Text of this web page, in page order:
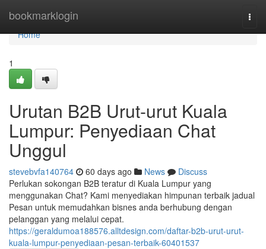
bookmarklogin
Home
Home
1
Urutan B2B Urut-urut Kuala
Lumpur: Penyediaan Chat
Unggul
stevebvfa140764 60 days ago News
Discuss
Perlukan sokongan B2B teratur di Kuala Lumpur yang
menggunakan Chat? Kami menyediakan himpunan terbaik jadual
Pesan untuk memudahkan bisnes anda berhubung dengan
pelanggan yang melalui cepat.
https://geraldumoa188576.alltdesign.com/daftar-b2b-urut-urut-
kuala-lumpur-penyediaan-pesan-terbaik-60401537